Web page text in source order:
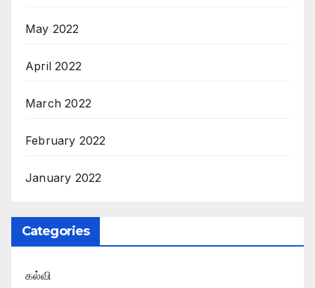
May 2022
April 2022
March 2022
February 2022
January 2022
Categories
கல்வி